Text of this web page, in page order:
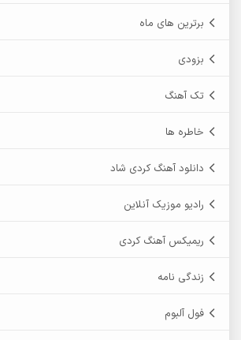
برترین های ماه
بزودی
تک آهنگ
خاطره ها
دانلود آهنگ کردی شاد
رادیو موزیک آنلاین
ریمیکس آهنگ کردی
زندگی نامه
فول آلبوم